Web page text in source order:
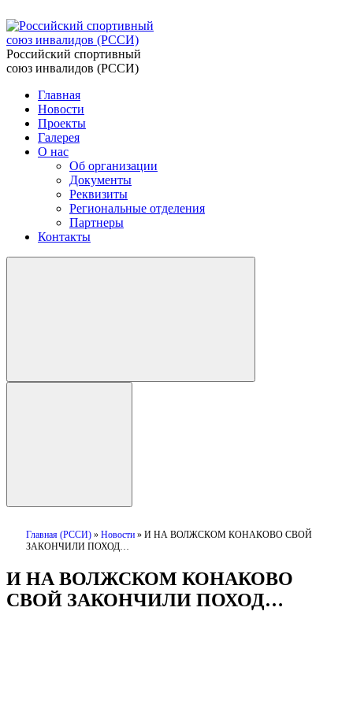
Российский спортивный
союз инвалидов (РССИ)
Главная
Новости
Проекты
Галерея
О нас
Об организации
Документы
Реквизиты
Региональные отделения
Партнеры
Контакты
Главная (РССИ) » Новости » И НА ВОЛЖСКОМ КОНАКОВО СВОЙ
ЗАКОНЧИЛИ ПОХОД…
И НА ВОЛЖСКОМ КОНАКОВО
СВОЙ ЗАКОНЧИЛИ ПОХОД…